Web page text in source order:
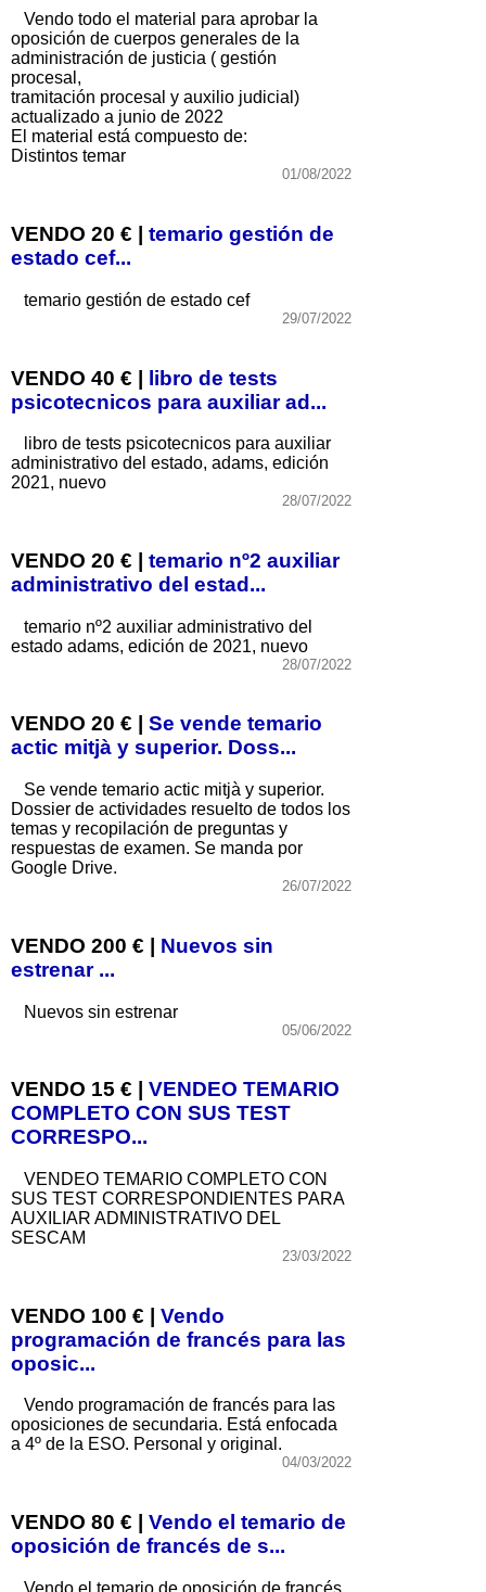
Vendo todo el material para aprobar la
oposición de cuerpos generales de la
administración de justicia ( gestión
procesal,
tramitación procesal y auxilio judicial)
actualizado a junio de 2022
El material está compuesto de:
Distintos temar
01/08/2022
VENDO 20 € | temario gestión de
estado cef...
temario gestión de estado cef
29/07/2022
VENDO 40 € | libro de tests
psicotecnicos para auxiliar ad...
libro de tests psicotecnicos para auxiliar
administrativo del estado, adams, edición
2021, nuevo
28/07/2022
VENDO 20 € | temario nº2 auxiliar
administrativo del estad...
temario nº2 auxiliar administrativo del
estado adams, edición de 2021, nuevo
28/07/2022
VENDO 20 € | Se vende temario
actic mitjà y superior. Doss...
Se vende temario actic mitjà y superior.
Dossier de actividades resuelto de todos los
temas y recopilación de preguntas y
respuestas de examen. Se manda por
Google Drive.
26/07/2022
VENDO 200 € | Nuevos sin
estrenar ...
Nuevos sin estrenar
05/06/2022
VENDO 15 € | VENDEO TEMARIO
COMPLETO CON SUS TEST
CORRESPO...
VENDEO TEMARIO COMPLETO CON
SUS TEST CORRESPONDIENTES PARA
AUXILIAR ADMINISTRATIVO DEL
SESCAM
23/03/2022
VENDO 100 € | Vendo
programación de francés para las
oposic...
Vendo programación de francés para las
oposiciones de secundaria. Está enfocada
a 4º de la ESO. Personal y original.
04/03/2022
VENDO 80 € | Vendo el temario de
oposición de francés de s...
Vendo el temario de oposición de francés